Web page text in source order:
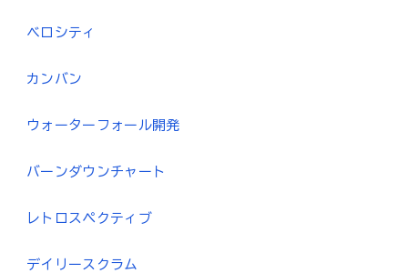
ベロシティ
カンバン
ウォーターフォール開発
バーンダウンチャート
レトロスペクティブ
デイリースクラム